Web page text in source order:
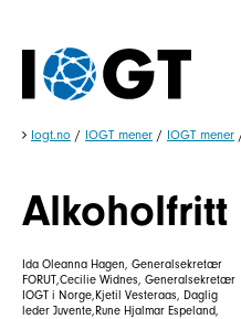
Iogt.no / IOGT mener / IOGT mener
Ida Oleanna Hagen, Generalsekretær
FORUT,Cecilie Widnes, Generalsekretær
IOGT i Norge,Kjetil Vesteraas, Daglig
leder Juvente,Rune Hjalmar Espeland,